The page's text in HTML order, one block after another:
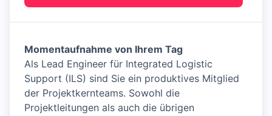
Momentaufnahme von Ihrem Tag
Als Lead Engineer für Integrated Logistic
Support (ILS) sind Sie ein produktives Mitglied
der Projektkernteams. Sowohl die
Projektleitungen als auch die übrigen